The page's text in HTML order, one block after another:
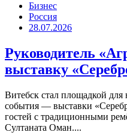
Бизнес
Россия
28.07.2026
Руководитель
выставку
Витебск стал площадкой для
события — выставки
гостей с традиционными
Султаната Оман....